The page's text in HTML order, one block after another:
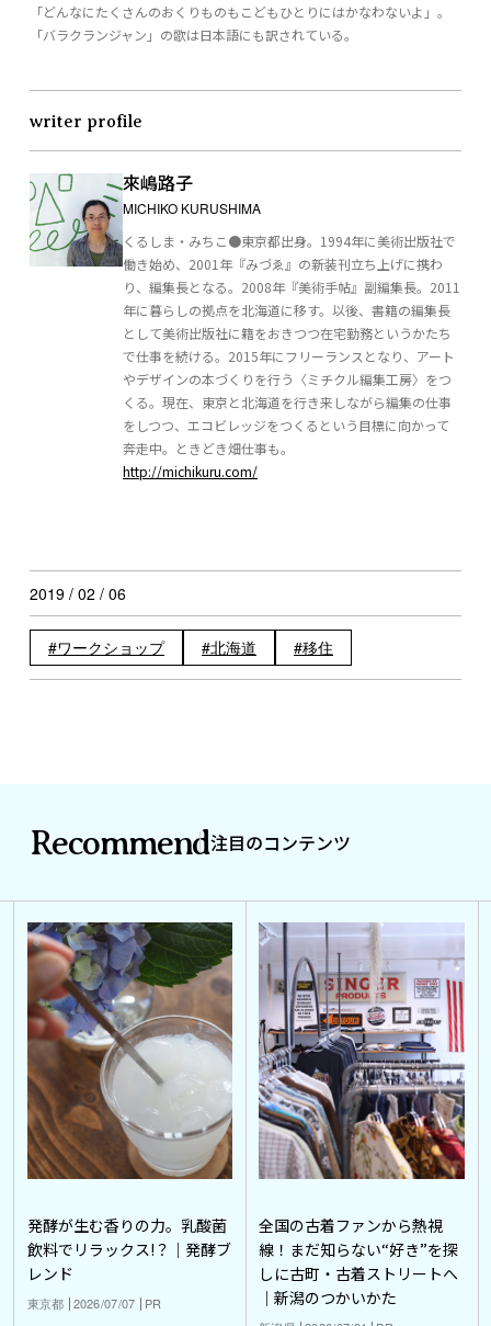
「どんなにたくさんのおくりものもこどもひとりにはかなわないよ」。
「バラクランジャン」の歌は日本語にも訳されている。
writer profile
來嶋路子
MICHIKO KURUSHIMA
くるしま・みちこ●東京都出身。1994年に美術出版社で
働き始め、2001年『みづゑ』の新装刊立ち上げに携わ
り、編集長となる。2008年『美術手帖』副編集長。2011
年に暮らしの拠点を北海道に移す。以後、書籍の編集長
として美術出版社に籍をおきつつ在宅勤務というかたち
で仕事を続ける。2015年にフリーランスとなり、アート
やデザインの本づくりを行う〈ミチクル編集工房〉をつ
くる。現在、東京と北海道を行き来しながら編集の仕事
をしつつ、エコビレッジをつくるという目標に向かって
奔走中。ときどき畑仕事も。
http://michikuru.com/
2019 / 02 / 06
ワークショップ 北海道 移住
Recommend注目のコンテンツ
発酵が生む香りの力。乳酸菌
飲料でリラックス!？｜発酵ブ
レンド
東京都 2026/07/07 PR
全国の古着ファンから熱視
線！まだ知らない“好き”を探
しに古町・古着ストリートへ
｜新潟のつかいかた